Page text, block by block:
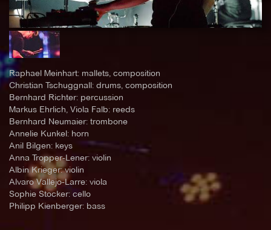
Raphael Meinhart: mallets, composition
Christian Tschuggnall: drums, composition
Bernhard Richter: percussion
Markus Ehrlich, Viola Falb: reeds
Bernhard Neumaier: trombone
Annelie Kunkel: horn
Anil Bilgen: keys
Anna Tropper-Lener: violin
Albin Krieger: violin
Alvaro Vallejo-Larre: viola
Sophie Stocker: cello
Philipp Kienberger: bass